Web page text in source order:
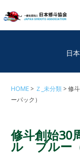
日
HOME Ｚ_未分類
修
ーパック）
修斗創始30
ル ブルー